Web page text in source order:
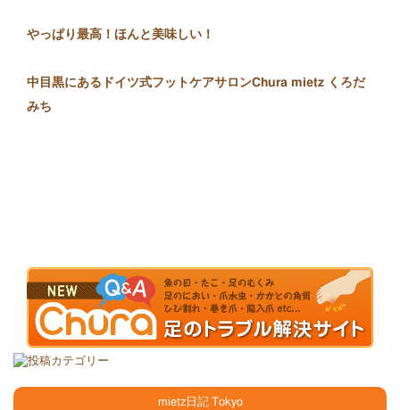
やっぱり最高！ほんと美味しい！
中目黒にあるドイツ式フットケアサロンChura mietz くろだ
みち
mietz日記 Tokyo